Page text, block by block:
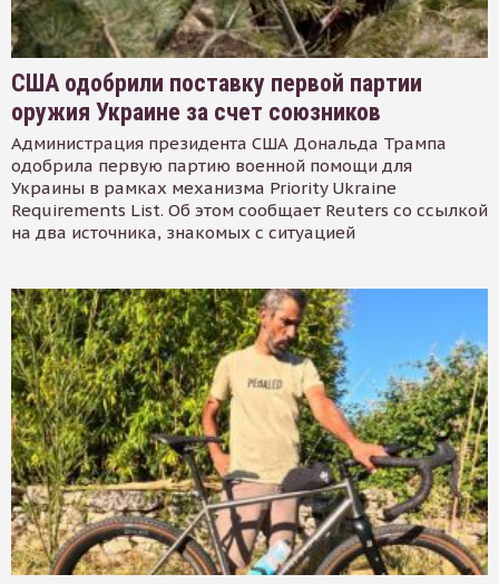
США одобрили поставку первой партии
оружия Украине за счет союзников
Администрация президента США Дональда Трампа
одобрила первую партию военной помощи для
Украины в рамках механизма Priority Ukraine
Requirements List. Об этом сообщает Reuters со ссылкой
на два источника, знакомых с ситуацией